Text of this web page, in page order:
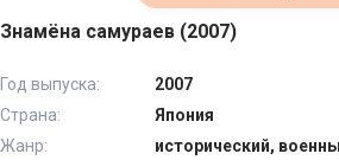
Знамёна самураев (2007)
Год выпуска:
2007
Страна:
Япония
Жанр:
исторический,